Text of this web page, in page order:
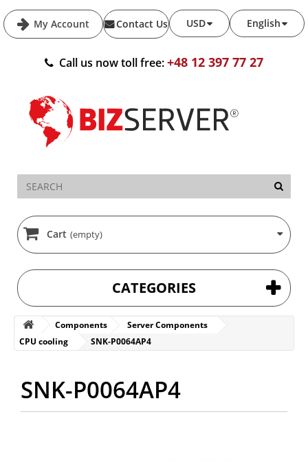
My Account English
USD
Contact Us
Call us now toll free:+48 12 397 77 27
Cart (empty)
CATEGORIES
Components
Server Components
CPU cooling
SNK-P0064AP4
SNK-P0064AP4